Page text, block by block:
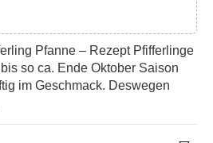
Pfanne – Rezept Pfifferlinge
so ca. Ende Oktober Saison
im Geschmack. Deswegen